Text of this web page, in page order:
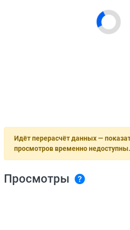
Идёт перерасчёт данных —
просмотров временно недоступны.
Просмотры